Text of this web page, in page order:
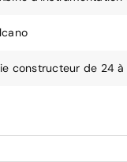
constructeur de 24 à
d'accès au service